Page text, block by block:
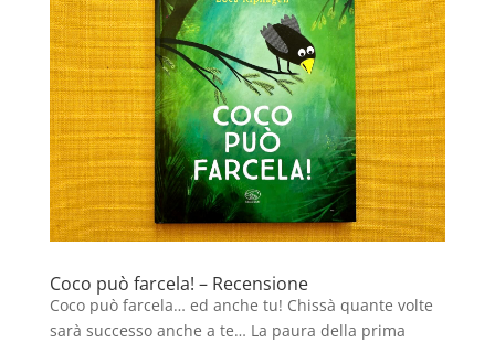
Coco può farcela! – Recensione
Coco può farcela… ed anche tu! Chissà quante volte
sarà successo anche a te… La paura della prima